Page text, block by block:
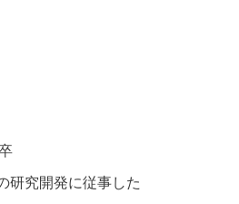
研究開発に従事した